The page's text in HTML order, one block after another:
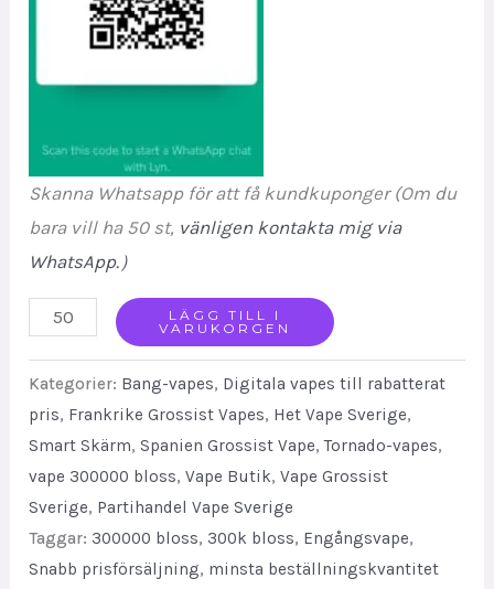
Skanna Whatsapp för att få kundkuponger (Om du
bara vill ha 50 st, vänligen kontakta mig via
WhatsApp. ）
Bang
300000
Puffs
Disposable
Vape
With
LÄGG TILL I
VARUKORGEN
Kategorier: Bang-vapes, Digitala vapes till rabatterat
pris, Frankrike Grossist Vapes, Het Vape Sverige,
Smart Skärm,Spanien Grossist Vape,Tornado-vapes,
vape 300000 bloss,Vape Butik,Vape Grossist
Sverige, Partihandel Vape Sverige
Taggar: 300000 bloss, 300k bloss, Engångsvape,
Snabb prisförsäljning, minsta beställningskvantitet